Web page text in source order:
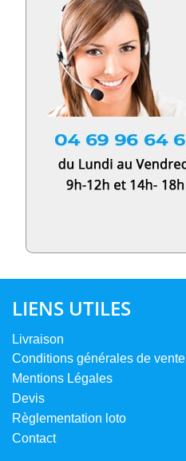
LIENS UTILES
Livraison
Conditions générales de vente
Mentions Légales
Devis
Règlementation loto
Contact